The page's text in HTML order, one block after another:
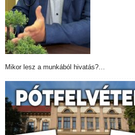
Mikor lesz a munkából hivatás?…